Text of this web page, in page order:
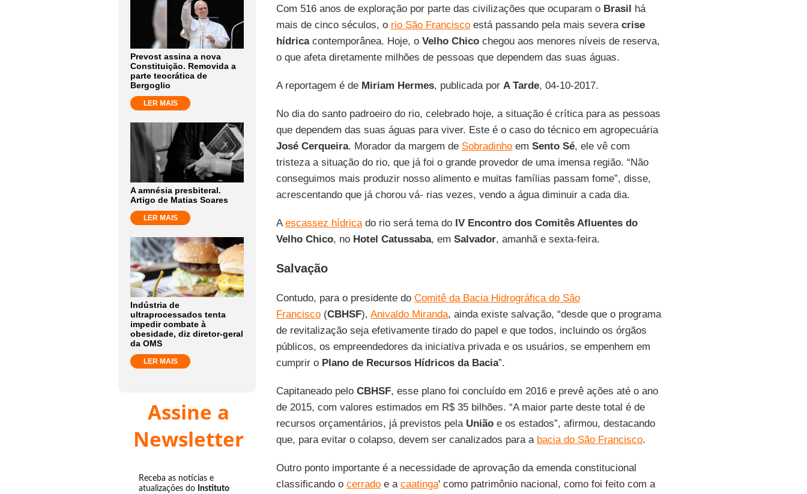
Prevost assina a nova
Constituição. Removida a
parte teocrática de
Bergoglio
LER MAIS
A amnésia presbiteral.
Artigo de Matias Soares
LER MAIS
Indústria de
ultraprocessados tenta
impedir combate à
obesidade, diz diretor-geral
da OMS
LER MAIS
Assine a
Newsletter
Receba as notícias e
atualizações do Instituto
Com 516 anos de exploração por parte das civilizações que ocuparam o Brasil há
mais de cinco séculos, o rio São Franciscoestá passando pela mais severa crise
hídricacontemporânea. Hoje, o Velho Chicochegou aos menores níveis de reserva,
o que afeta diretamente milhões de pessoas que dependem das suas águas.
A reportagem é de Miriam Hermes, publicada por A Tarde, 04-10-2017.
No dia do santo padroeiro do rio, celebrado hoje, a situação é crítica para as pessoas
que dependem das suas águas para viver. Este é o caso do técnico em agropecuária
José Cerqueira. Morador da margem de Sobradinhoem Sento Sé, ele vê com
tristeza a situação do rio, que já foi o grande provedor de uma imensa região. “Não
conseguimos mais produzir nosso alimento e muitas famílias passam fome”, disse,
acrescentando que já chorou vá- rias vezes, vendo a água diminuir a cada dia.
Aescassez hídricado rio será tema do IV Encontro dos Comitês Afluentes do
Velho Chico, no Hotel Catussaba, em Salvador, amanhã e sexta-feira.
Salvação
Contudo, para o presidente do Comitê da Bacia Hidrográfica do São
Francisco(CBHSF), Anivaldo Miranda, ainda existe salvação, “desde que o programa
de revitalização seja efetivamente tirado do papel e que todos, incluindo os órgãos
públicos, os empreendedores da iniciativa privada e os usuários, se empenhem em
cumprir o Plano de Recursos Hídricos da Bacia”.
Capitaneado pelo CBHSF, esse plano foi concluído em 2016 e prevê ações até o ano
de 2015, com valores estimados em R$ 35 bilhões. “A maior parte deste total é de
recursos orçamentários, já previstos pela Uniãoe os estados”, afirmou, destacando
que, para evitar o colapso, devem ser canalizados para a bacia do São Francisco.
Outro ponto importante é a necessidade de aprovação da emenda constitucional
classificando o cerradoe a caatinga' como patrimônio nacional, como foi feito com a